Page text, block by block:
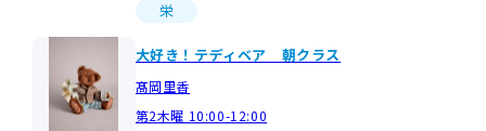
栄
大好き！テディベア 朝クラス
髙岡里香
第2木曜 10:00-12:00